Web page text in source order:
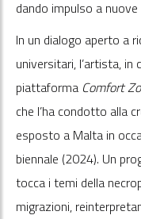
dando impulso a
In un dialogo aperto a
universitari, l’artista, in
piattaforma Comfort
che l’ha condotto alla
esposto a Malta in
biennale (2024). Un
tocca i temi della
migrazioni,